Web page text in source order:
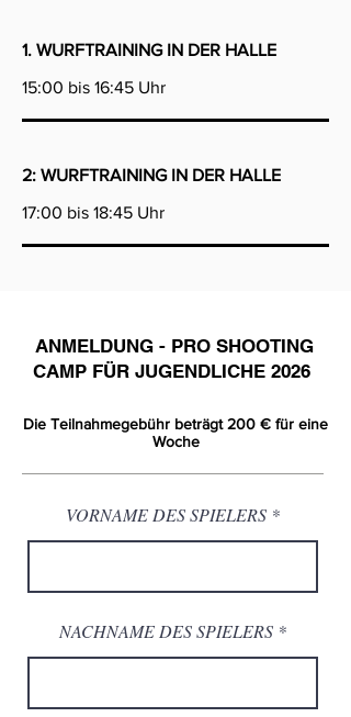
1. WURFTRAINING IN DER HALLE
15:00 bis 16:45 Uhr
2: WURFTRAINING IN DER HALLE
17:00 bis 18:45 Uhr
ANMELDUNG - PRO SHOOTING
CAMP FÜR JUGENDLICHE 2026
Die Teilnahmegebühr beträgt 200 € für eine
Woche
VORNAME DES SPIELERS
NACHNAME DES SPIELERS